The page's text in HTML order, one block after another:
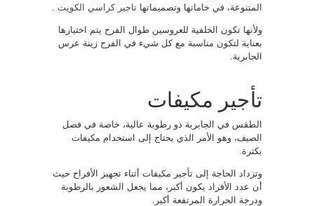
المتنوعة، في خاماتها وتصميماتها تاجير كراسي الكويت
ولأنها تكون الخلفية للعروسين طوال الفرح يتم اختيارها
بعناية لتكون مناسبة مع كل شيء في الفرح زينة عرس
الجابرية.
تأجير مكيفات
الطقس في الجابرية ذو رطوبة عالية، خاصة في فصل
الصيف، وهو الأمر الذي يحتاج إلى استخدام مكيفات
بكثرة.
وتزداد الحاجة إلى تأجير مكيفات أثناء تجهيز الأفراح حيث
أن عدد الأفراد يكون أكبر، مما يجعل الشعور بالرطوبة
ودرجة الحرارة المرتفعة أكبر.